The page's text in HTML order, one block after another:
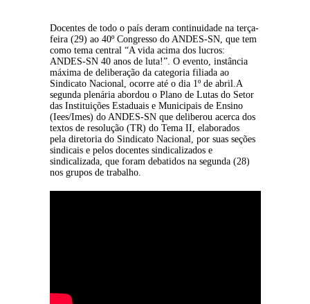
Docentes de todo o país deram continuidade na terça-
feira (29) ao 40º Congresso do ANDES-SN, que tem
como tema central “A vida acima dos lucros:
ANDES-SN 40 anos de luta!”. O evento, instância
máxima de deliberação da categoria filiada ao
Sindicato Nacional, ocorre até o dia 1º de abril.A
segunda plenária abordou o Plano de Lutas do Setor
das Instituições Estaduais e Municipais de Ensino
(Iees/Imes) do ANDES-SN que deliberou acerca dos
textos de resolução (TR) do Tema II, elaborados
pela diretoria do Sindicato Nacional, por suas seções
sindicais e pelos docentes sindicalizados e
sindicalizada, que foram debatidos na segunda (28)
nos grupos de trabalho.